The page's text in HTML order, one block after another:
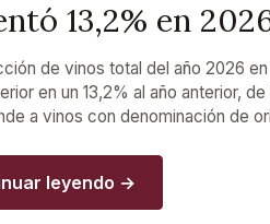
13,2% en
de vinos total del año 2026
en un 13,2% al año anterior,
a vinos con denominación de
leyendo →